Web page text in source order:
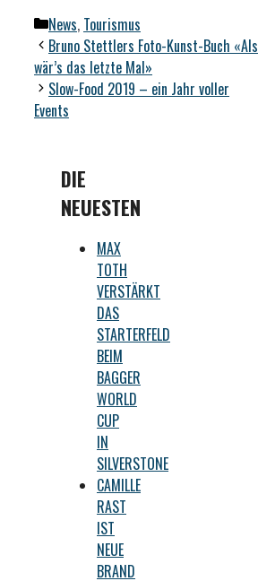
Kategorien
News, Tourismus
Bruno Stettlers Foto-Kunst-Buch «Als
wär’s das letzte Mal»
Slow-Food 2019 – ein Jahr voller
Events
DIE
NEUESTEN
MAX
TOTH
VERSTÄRKT
DAS
STARTERFELD
BEIM
BAGGER
WORLD
CUP
IN
SILVERSTONE
CAMILLE
RAST
IST
NEUE
BRAND